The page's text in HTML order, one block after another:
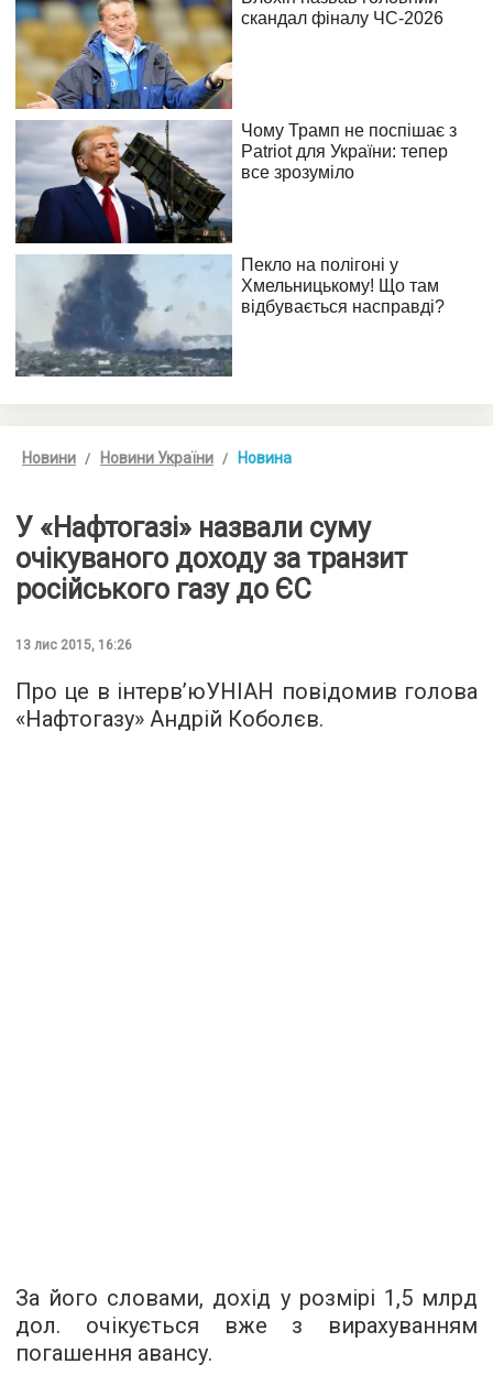
Новини Новини України Новина
У «Нафтогазі» назвали суму
очікуваного доходу за транзит
російського газу до ЄС
13 лис 2015, 16:26
Про це в інтерв’юУНІАН повідомив голова
«Нафтогазу» Андрій Коболєв.
За його словами, дохід у розмірі 1,5 млрд
дол. очікується вже з вирахуванням
погашення авансу.